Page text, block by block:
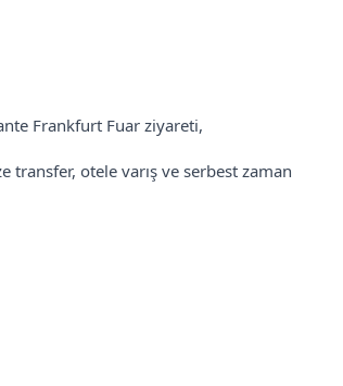
Frankfurt Fuar ziyareti,
transfer, otele varış ve serbest zaman